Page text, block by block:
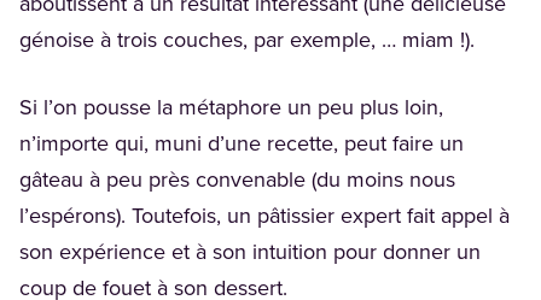
génoise à trois couches, par exemple, … miam !).
Si l’on pousse la métaphore un peu plus loin,
n’importe qui, muni d’une recette, peut faire un
gâteau à peu près convenable (du moins nous
l’espérons). Toutefois, un pâtissier expert fait appel à
son expérience et à son intuition pour donner un
coup de fouet à son dessert.